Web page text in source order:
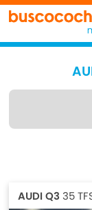
AUDI Q3 35